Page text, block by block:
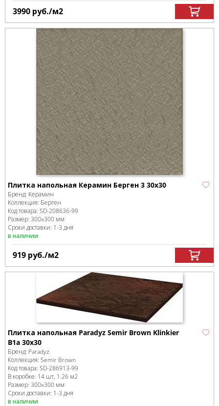
3990 руб./м2
Плитка напольная Керамин Берген 3 30х30
Бренд: Керамин
Коллекция: Берген
Код товара: SD-208636-99
Размер: 300x300 мм
Сроки доставки: 1-3 дня
в наличии
919 руб./м2
Плитка напольная Paradyz Semir Brown Klinkier
B1a 30x30
Бренд: Paradyz
Коллекция: Semir Brown
Код товара: SD-286913-99
В коробке: 14 шт, 1.26 м2
Размер: 300x300 мм
Сроки доставки: 1-3 дня
в наличии